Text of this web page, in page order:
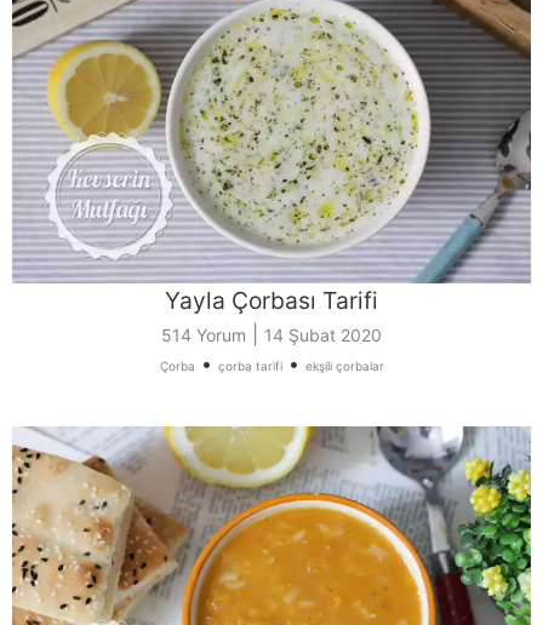
Yayla Çorbası Tarifi
514 Yorum 14 Şubat 2020
Çorba • çorba tarifi• ekşili çorbalar